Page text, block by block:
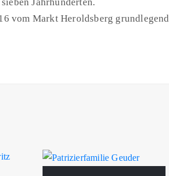
Jahrhunderten.
vom Markt Heroldsberg grundlegend